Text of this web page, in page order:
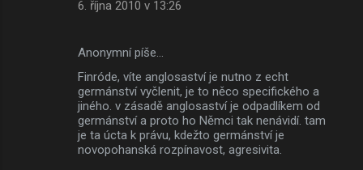
6. října 2010 v 13:26
Anonymní píše…
Finróde, víte anglosaství je nutno z echt
germánství vyčlenit, je to něco specifického a
jiného. v zásadě anglosaství je odpadlíkem od
germánství a proto ho Němci tak nenávidí. tam
je ta úcta k právu, kdežto germánství je
novopohanská rozpínavost, agresivita.